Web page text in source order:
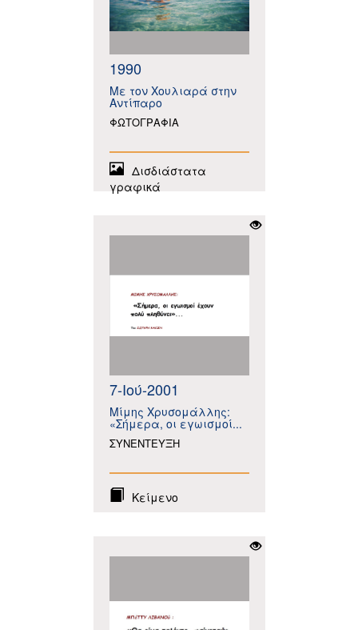
1990
Με τον Χουλιαρά στην
Αντίπαρο
ΦΩΤΟΓΡΑΦΙΑ
Δισδιάστατα
γραφικά
7-Ιού-2001
Μίμης Χρυσομάλλης:
«Σήμερα, οι εγωισμοί...
ΣΥΝΕΝΤΕΥΞΗ
Κείμενο